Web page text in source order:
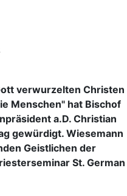
verwurzelten Christen
Menschen" hat Bischof
a.D. Christian
gewürdigt. Wiesemann
Geistlichen der
St. German